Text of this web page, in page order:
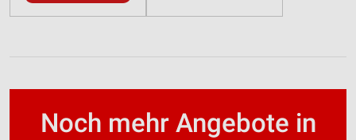
Noch mehr Angebote in